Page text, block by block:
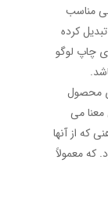
مناسب
کرده
چاپ لوگو
محصول
می
که از آنها
که معمولاً